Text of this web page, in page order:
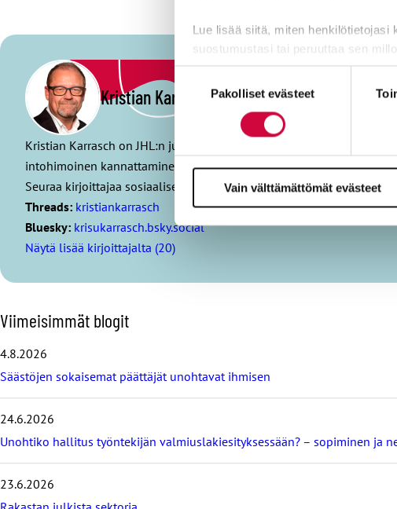
Lue lisää siitä, miten
suostumustasi tai peruuttaa sen
Evästeistä osa on välttämättömiä,
valinta
Pakolliset evästeet
Vain välttämättömät evästeet
Kristian Karrasch
Kristian Karrasch on JHL:n julkisten sopimusalojen
intohimoinen kannattaminen.
Seuraa kirjoittajaa sosiaalisessa mediassa:
Threads: kristiankarrasch
Bluesky: krisukarrasch.bsky.social
Näytä lisää kirjoittajalta (20)
O
h
a
i
m
s
i
Viimeisimmät blogit
4.8.2026
Säästöjen sokaisemat päättäjät unohtavat ihmisen
24.6.2026
Unohtiko hallitus työntekijän valmiuslakiesityksessään? – sopiminen ja
23.6.2026